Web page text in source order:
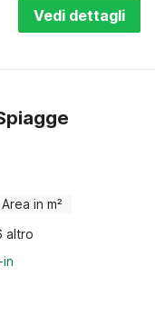
Vedi dettagli
in m²
altro